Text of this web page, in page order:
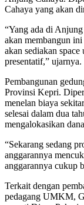
Cahaya yang akan
“Yang ada di
akan membangun
akan sediakan
presentatif,” ujarnya.
Pembangunan
Provinsi Kepri.
menelan biaya
selesai dalam dua
mengalokasikan
“Sekarang sedang
anggarannya
anggarannya cukup
Terkait dengan
pedagang UMKM,